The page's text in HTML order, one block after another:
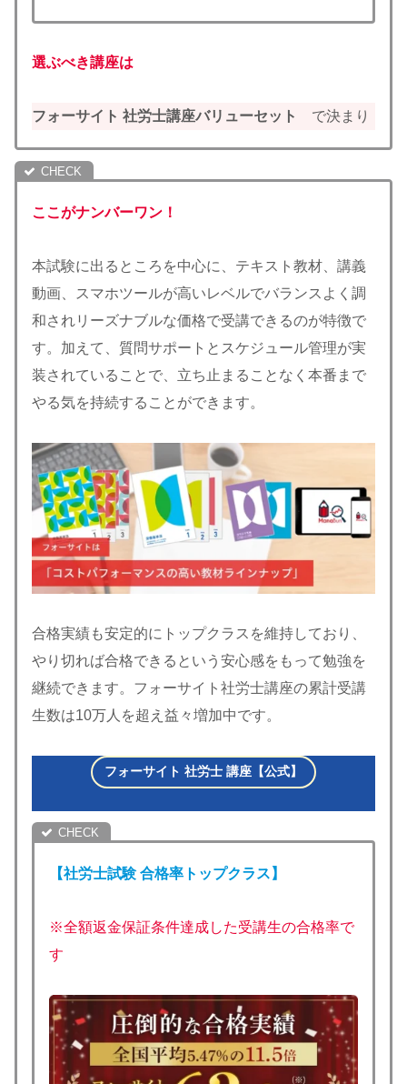
選ぶべき講座は
フォーサイト 社労士講座バリューセット で決まり
ここがナンバーワン！
本試験に出るところを中心に、テキスト教材、講義
動画、スマホツールが高いレベルでバランスよく調
和されリーズナブルな価格で受講できるのが特徴で
す。加えて、質問サポートとスケジュール管理が実
装されていることで、立ち止まることなく本番まで
やる気を持続することができます。
合格実績も安定的にトップクラスを維持しており、
やり切れば合格できるという安心感をもって勉強を
継続できます。フォーサイト社労士講座の累計受講
生数は10万人を超え益々増加中です。
フォーサイト 社労士 講座【公式】
【社労士試験 合格率トップクラス】
※全額返金保証条件達成した受講生の合格率で
す